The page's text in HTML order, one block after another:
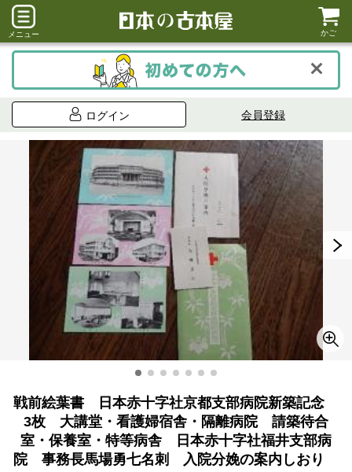
メニュー かご
ログイン 会員登録
戦前絵葉書 日本赤十字社京都支部病院新築記念
3枚 大講堂・看護婦宿舎・隔離病院 請築待合
室・保養室・特等病舎 日本赤十字社福井支部病
院 事務長馬場勇七名刺 入院分娩の案内しおり